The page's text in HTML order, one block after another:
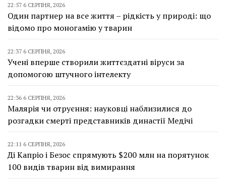
22:57 6 СЕРПНЯ, 2026
Один партнер на все життя – рідкість у природі: що
відомо про моногамію у тварин
22:37 6 СЕРПНЯ, 2026
Учені вперше створили життєздатні віруси за
допомогою штучного інтелекту
22:36 6 СЕРПНЯ, 2026
Малярія чи отруєння: науковці наблизилися до
розгадки смерті представників династії Медічі
22:11 6 СЕРПНЯ, 2026
Ді Капріо і Безос спрямують $200 млн на порятунок
100 видів тварин від вимирання